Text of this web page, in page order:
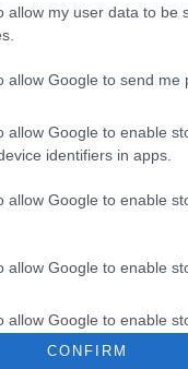
allow my user data to be
allow Google to send me
allow Google to enable
identifiers in apps.
allow Google to enable
allow Google to enable
allow Google to enable
functionality and
CONFIRM
εφέτος
να
τη
των
να
του έτους -
στο 4,6% το
αλλά ο
και των
από την